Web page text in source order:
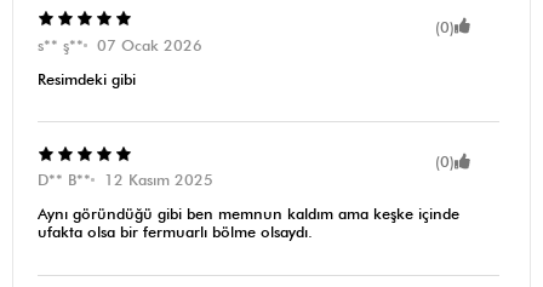
(0)
s** ş**
07 Ocak 2026
Resimdeki gibi
(0)
D** B**
12 Kasım 2025
Aynı göründüğü gibi ben memnun kaldım ama keşke içinde
ufakta olsa bir fermuarlı bölme olsaydı.